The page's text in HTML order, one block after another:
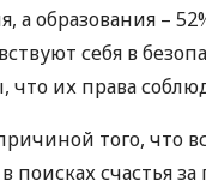
а образования –
себя в
что их права
того, что
поисках счастья